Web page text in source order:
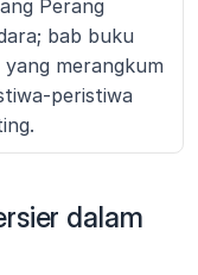
Perang
bab buku
yang merangkum
peristiwa
dalam